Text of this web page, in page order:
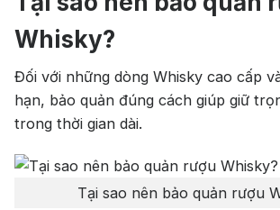
Whisky?
Đối với những dòng Whisky cao cấp
hạn, bảo quản đúng cách giúp giữ
trong thời gian dài.
Tại sao nên bảo quản rượu